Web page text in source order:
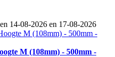
14-08-2026 en 17-08-2026
M (108mm) - 500mm -